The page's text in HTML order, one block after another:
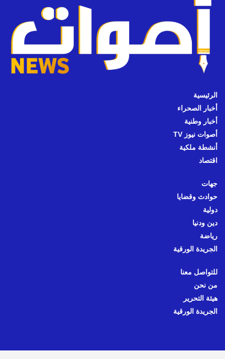
الرئيسية
أخبار الصحراء
أخبار وطنية
أصوات نيوز TV
أنشطة ملكية
اقتصاد
جهات
حوادث وقضايا
دولية
دين ودنيا
رياضة
الجريدة الورقية
للتواصل معنا
من نحن
هيئة التحرير
الجريدة الورقية